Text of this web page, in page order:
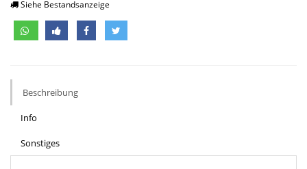
Siehe Bestandsanzeige
Beschreibung
Info
Sonstiges